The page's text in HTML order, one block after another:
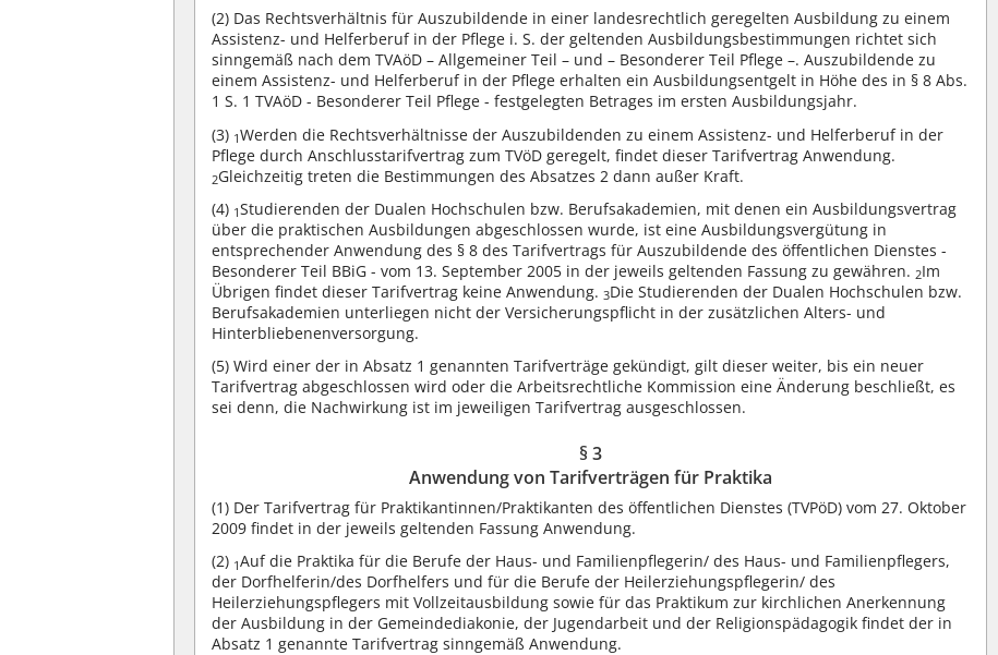
(2) Das Rechtsverhältnis für Auszubildende in einer landesrechtlich geregelten Ausbildung zu einem
Assistenz- und Helferberuf in der Pflege i. S. der geltenden Ausbildungsbestimmungen richtet sich
sinngemäß nach dem TVAöD – Allgemeiner Teil – und – Besonderer Teil Pflege –. Auszubildende zu
einem Assistenz- und Helferberuf in der Pflege erhalten ein Ausbildungsentgelt in Höhe des in § 8 Abs.
1 S. 1 TVAöD - Besonderer Teil Pflege - festgelegten Betrages im ersten Ausbildungsjahr.
(3) 1Werden die Rechtsverhältnisse der Auszubildenden zu einem Assistenz- und Helferberuf in der
Pflege durch Anschlusstarifvertrag zum TVöD geregelt, findet dieser Tarifvertrag Anwendung.
2Gleichzeitig treten die Bestimmungen des Absatzes 2 dann außer Kraft.
(4) 1Studierenden der Dualen Hochschulen bzw. Berufsakademien, mit denen ein Ausbildungsvertrag
über die praktischen Ausbildungen abgeschlossen wurde, ist eine Ausbildungsvergütung in
entsprechender Anwendung des § 8 des Tarifvertrags für Auszubildende des öffentlichen Dienstes -
Besonderer Teil BBiG - vom 13. September 2005 in der jeweils geltenden Fassung zu gewähren. 2Im
Übrigen findet dieser Tarifvertrag keine Anwendung.3Die Studierenden der Dualen Hochschulen bzw.
Berufsakademien unterliegen nicht der Versicherungspflicht in der zusätzlichen Alters- und
Hinterbliebenenversorgung.
(5) Wird einer der in Absatz 1 genannten Tarifverträge gekündigt, gilt dieser weiter, bis ein neuer
Tarifvertrag abgeschlossen wird oder die Arbeitsrechtliche Kommission eine Änderung beschließt, es
sei denn, die Nachwirkung ist im jeweiligen Tarifvertrag ausgeschlossen.
§ 3
Anwendung von Tarifverträgen für Praktika
(1) Der Tarifvertrag für Praktikantinnen/Praktikanten des öffentlichen Dienstes (TVPöD) vom 27. Oktober
2009 findet in der jeweils geltenden Fassung Anwendung.
(2) 1Auf die Praktika für die Berufe der Haus- und Familienpflegerin/ des Haus- und Familienpflegers,
der Dorfhelferin/des Dorfhelfers und für die Berufe der Heilerziehungspflegerin/ des
Heilerziehungspflegers mit Vollzeitausbildung sowie für das Praktikum zur kirchlichen Anerkennung
der Ausbildung in der Gemeindediakonie, der Jugendarbeit und der Religionspädagogik findet der in
Absatz 1 genannte Tarifvertrag sinngemäß Anwendung.